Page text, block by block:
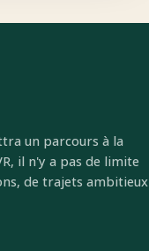
un parcours à la
il n'y a pas de limite
de trajets ambitieux